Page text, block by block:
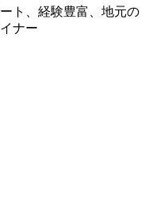
ト、経験豊富、地元の
ナー